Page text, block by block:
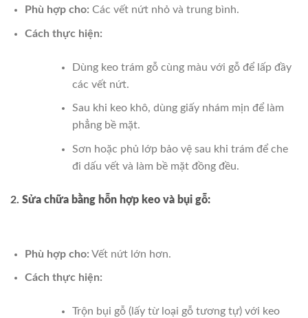
Phù hợp cho: Các vết nứt nhỏ và trung bình.
Cách thực hiện:
Dùng keo trám gỗ cùng màu với gỗ để lấp đầy
các vết nứt.
Sau khi keo khô, dùng giấy nhám mịn để làm
phẳng bề mặt.
Sơn hoặc phủ lớp bảo vệ sau khi trám để che
đi dấu vết và làm bề mặt đồng đều.
2. Sửa chữa bằng hỗn hợp keo và bụi gỗ:
Phù hợp cho: Vết nứt lớn hơn.
Cách thực hiện:
Trộn bụi gỗ (lấy từ loại gỗ tương tự) với keo